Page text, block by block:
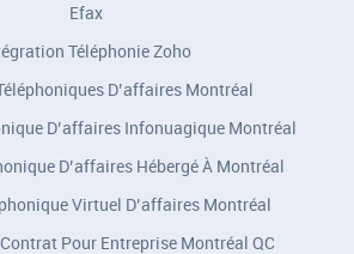
Efax
Téléphonie Zoho
D’affaires Montréal
D’affaires Infonuagique Montréal
D’affaires Hébergé À Montréal
Virtuel D’affaires Montréal
Pour Entreprise Montréal QC